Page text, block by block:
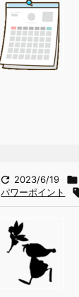
 2023/6/19 
パワーポイント